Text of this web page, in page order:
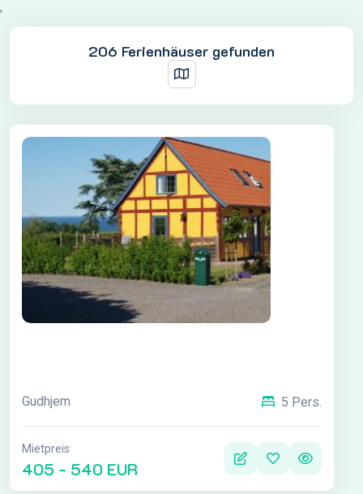
'
206 Ferienhäuser gefunden
Gudhjem 5 Pers.
Mietpreis
405 - 540 EUR